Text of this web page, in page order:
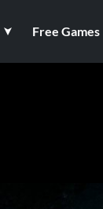
Free Games